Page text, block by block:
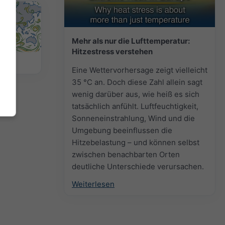
Mehr als nur die Lufttemperatur:
Hitzestress verstehen
Eine Wettervorhersage zeigt vielleicht
35 °C an. Doch diese Zahl allein sagt
wenig darüber aus, wie heiß es sich
tatsächlich anfühlt. Luftfeuchtigkeit,
Sonneneinstrahlung, Wind und die
Umgebung beeinflussen die
Hitzebelastung – und können selbst
zwischen benachbarten Orten
deutliche Unterschiede verursachen.
Weiterlesen